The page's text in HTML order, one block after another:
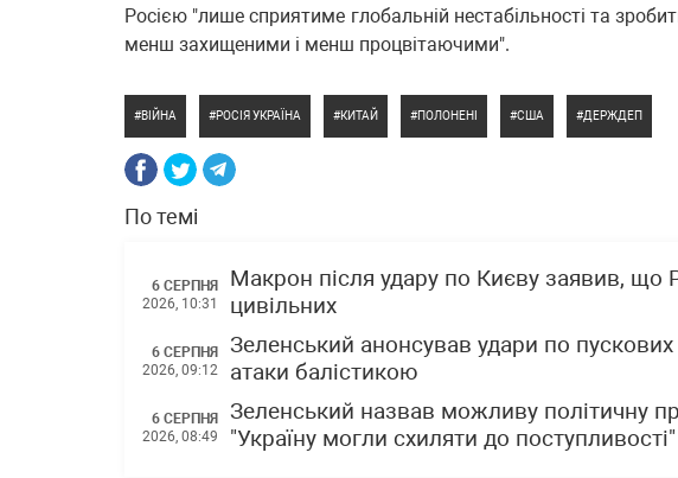
Росією "лише сприятиме глобальній нестабільності та
менш захищеними і менш процвітаючими".
ВІЙНА РОСІЯ УКРАЇНА КИТАЙ ПОЛОНЕНІ США ДЕРЖДЕП
По темі
6 СЕРПНЯ
2026, 10:31
Макрон після удару по Києву заявив, що
цивільних
6 СЕРПНЯ
2026, 09:12
Зеленський анонсував удари по
атаки балістикою
6 СЕРПНЯ
2026, 08:49
Зеленський назвав можливу політичну
"Україну могли схиляти до поступливості"